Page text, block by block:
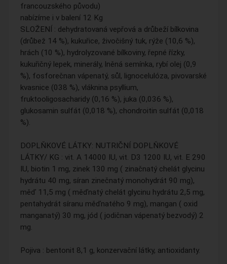
francouzského původu)
nabízíme i v balení 12 Kg
SLOŽENÍ : dehydratovaná vepřová a drůbeží bílkovina
(drůbež 14 %), kukuřice, živočišný tuk, rýže (10,6 %),
hrách (10 %), hydrolyzované bílkoviny, řepné řízky,
kukuřičný lepek, minerály, lněná semínka, rybí olej (0,9
%), fosforečnan vápenatý, sůl, lignocelulóza, pivovarské
kvasnice (038 %), vláknina psyllium,
fruktooligosacharidy (0,16 %), juka (0,036 %),
glukosamin sulfát (0,018 %), chondroitin sulfát (0,018
%).
DOPLŇKOVÉ LÁTKY: NUTRIČNÍ DOPLŇKOVÉ
LÁTKY/ KG : vit. A 14000 IU, vit. D3 1200 IU, vit. E 290
IU, biotin 1 mg, zinek 130 mg ( zinačnatý chelát glycinu
hydrátu 40 mg, síran zinečnatý monohydrát 90 mg),
měď 11,5 mg ( měďnatý chelát glycinu hydrátu 2,5 mg,
pentahydrát síranu měďnatého 9 mg), mangan ( oxid
manganatý) 30 mg, jód ( jodičnan vápenatý bezvodý) 2
mg.
Pojiva : bentonit 8,1 g, konzervační látky, antioxidanty.